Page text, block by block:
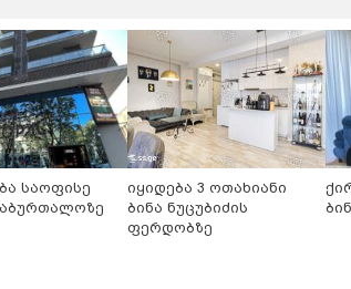
საოფისე
იყიდება 3 ოთახიანი
ბინა ნუცუბიძის
ფერდობზე